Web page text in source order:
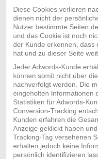
Diese Cookies verlieren
dienen nicht der
Nutzer bestimmte Seiten
und das Cookie ist noch
der Kunde erkennen, dass
hat und zu dieser Seite
Jeder Adwords-Kunde
können somit nicht über
nachverfolgt werden. Die
eingeholten Informationen
Statistiken für Adwords-
Conversion-Tracking
Kunden erfahren die
Anzeige geklickt haben
Tracking-Tag versehenen
erhalten jedoch keine
persönlich identifizieren